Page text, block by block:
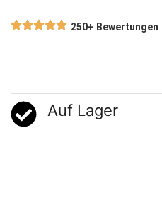
250+ Bewertungen
Auf Lager